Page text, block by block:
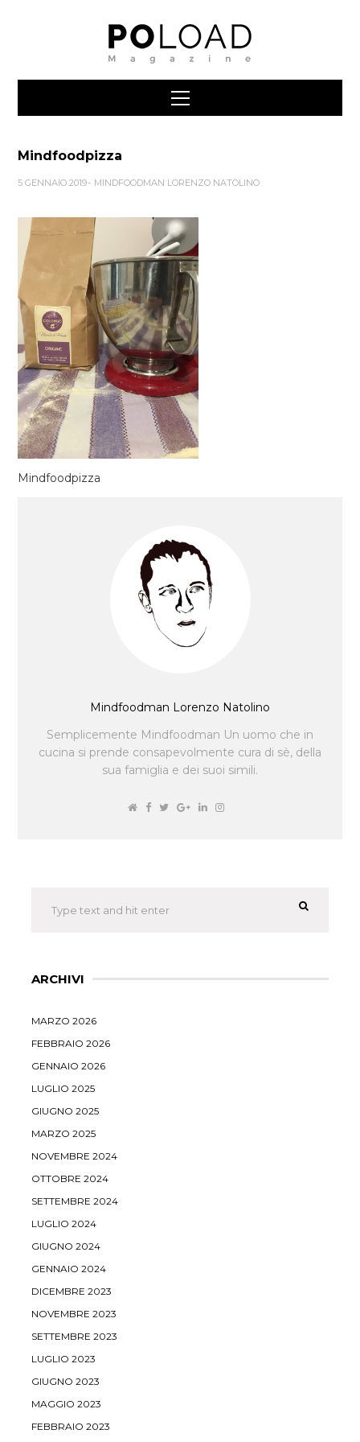
Mindfoodpizza
5 GENNAIO 2019 MINDFOODMAN LORENZO NATOLINO
Mindfoodpizza
Mindfoodman Lorenzo Natolino
Semplicemente Mindfoodman Un uomo che in
cucina si prende consapevolmente cura di sè, della
sua famiglia e dei suoi simili.
ARCHIVI
MARZO 2026
FEBBRAIO 2026
GENNAIO 2026
LUGLIO 2025
GIUGNO 2025
MARZO 2025
NOVEMBRE 2024
OTTOBRE 2024
SETTEMBRE 2024
LUGLIO 2024
GIUGNO 2024
GENNAIO 2024
DICEMBRE 2023
NOVEMBRE 2023
SETTEMBRE 2023
LUGLIO 2023
GIUGNO 2023
MAGGIO 2023
FEBBRAIO 2023